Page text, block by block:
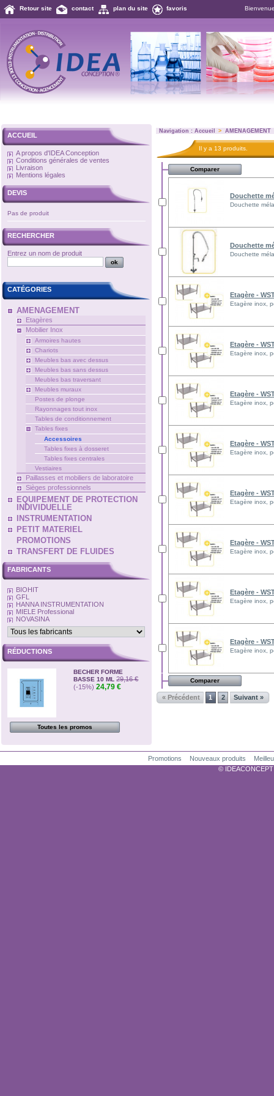
Retour site contact plan du site favoris
ACCUEIL
A propos d'IDEA Conception
Conditions générales de ventes
Livraison
Mentions légales
DEVIS
Pas de produit
RECHERCHER
Entrez un nom de produit
CATÉGORIES
AMENAGEMENT
Etagères
Mobilier Inox
Armoires hautes
Chariots
Meubles bas avec dessus
Meubles bas sans dessus
Meubles bas traversant
Meubles muraux
Postes de plonge
Rayonnages tout inox
Tables de conditionnement
Tables fixes
Accessoires
Tables fixes à dosseret
Tables fixes centrales
Vestiaires
Paillasses et mobiliers de laboratoire
Sièges professionnels
EQUIPEMENT DE PROTECTION
INDIVIDUELLE
INSTRUMENTATION
PETIT MATERIEL
PROMOTIONS
TRANSFERT DE FLUIDES
FABRICANTS
BIOHIT
GFL
HANNA INSTRUMENTATION
MIELE Professional
NOVASINA
RÉDUCTIONS
BECHER FORME
BASSE 10 ML 29,16 €
(-15%) 24,79 €
Toutes les promos
Navigation : Accueil > AMENAGEMENT
Il y a 13 produits.
Douchette
Douchette
Douchette
Douchette
Etagère -
Etagère inox,
Etagère -
Etagère inox,
Etagère -
Etagère inox,
Etagère -
Etagère inox,
Etagère -
Etagère inox,
Etagère -
Etagère inox,
Etagère -
Etagère inox,
Etagère -
Etagère inox,
« Précédent 1 2 Suivant »
Promotions Nouveaux produits
©